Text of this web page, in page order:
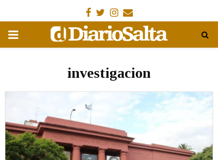
Facebook
Gorjeo
Instagram
Email
MENÚ
investigacion